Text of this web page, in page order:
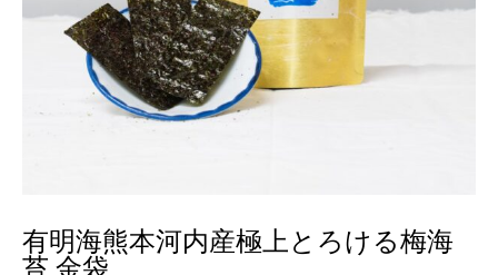
有明海熊本河内産極上とろける梅海
苔 金袋